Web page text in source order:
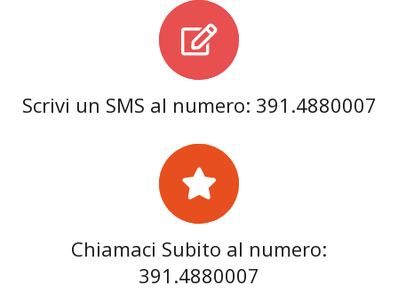
Scrivi un SMS al numero: 391.4880007
Chiamaci Subito al numero:
391.4880007